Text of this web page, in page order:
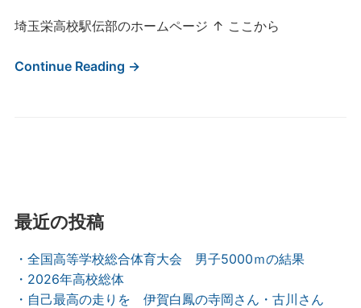
埼玉栄高校駅伝部のホームページ ↑ ここから
Continue Reading →
最近の投稿
・全国高等学校総合体育大会 男子5000ｍの結果
・2026年高校総体
・自己最高の走りを 伊賀白鳳の寺岡さん・古川さん